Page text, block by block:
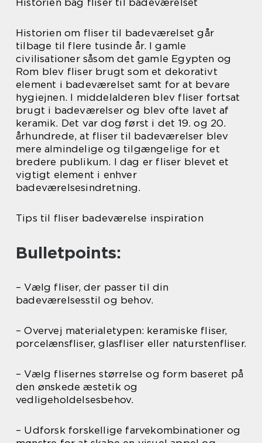
Historien bag fliser til badeværelset
Historien om fliser til badeværelset går
tilbage til flere tusinde år. I gamle
civilisationer såsom det gamle Egypten og
Rom blev fliser brugt som et dekorativt
element i badeværelset samt for at bevare
hygiejnen. I middelalderen blev fliser fortsat
brugt i badeværelser og blev ofte lavet af
keramik. Det var dog først i det 19. og 20.
århundrede, at fliser til badeværelser blev
mere almindelige og tilgængelige for et
bredere publikum. I dag er fliser blevet et
vigtigt element i enhver
badeværelsesindretning.
Tips til fliser badeværelse inspiration
Bulletpoints:
– Vælg fliser, der passer til din
badeværelsesstil og behov.
– Overvej materialetypen: keramiske fliser,
porcelænsfliser, glasfliser eller naturstenfliser.
– Vælg flisernes størrelse og form baseret på
den ønskede æstetik og
vedligeholdelsesbehov.
– Udforsk forskellige farvekombinationer og